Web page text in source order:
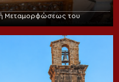
Μεταμορφώσεως του